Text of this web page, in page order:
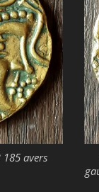
185 avers